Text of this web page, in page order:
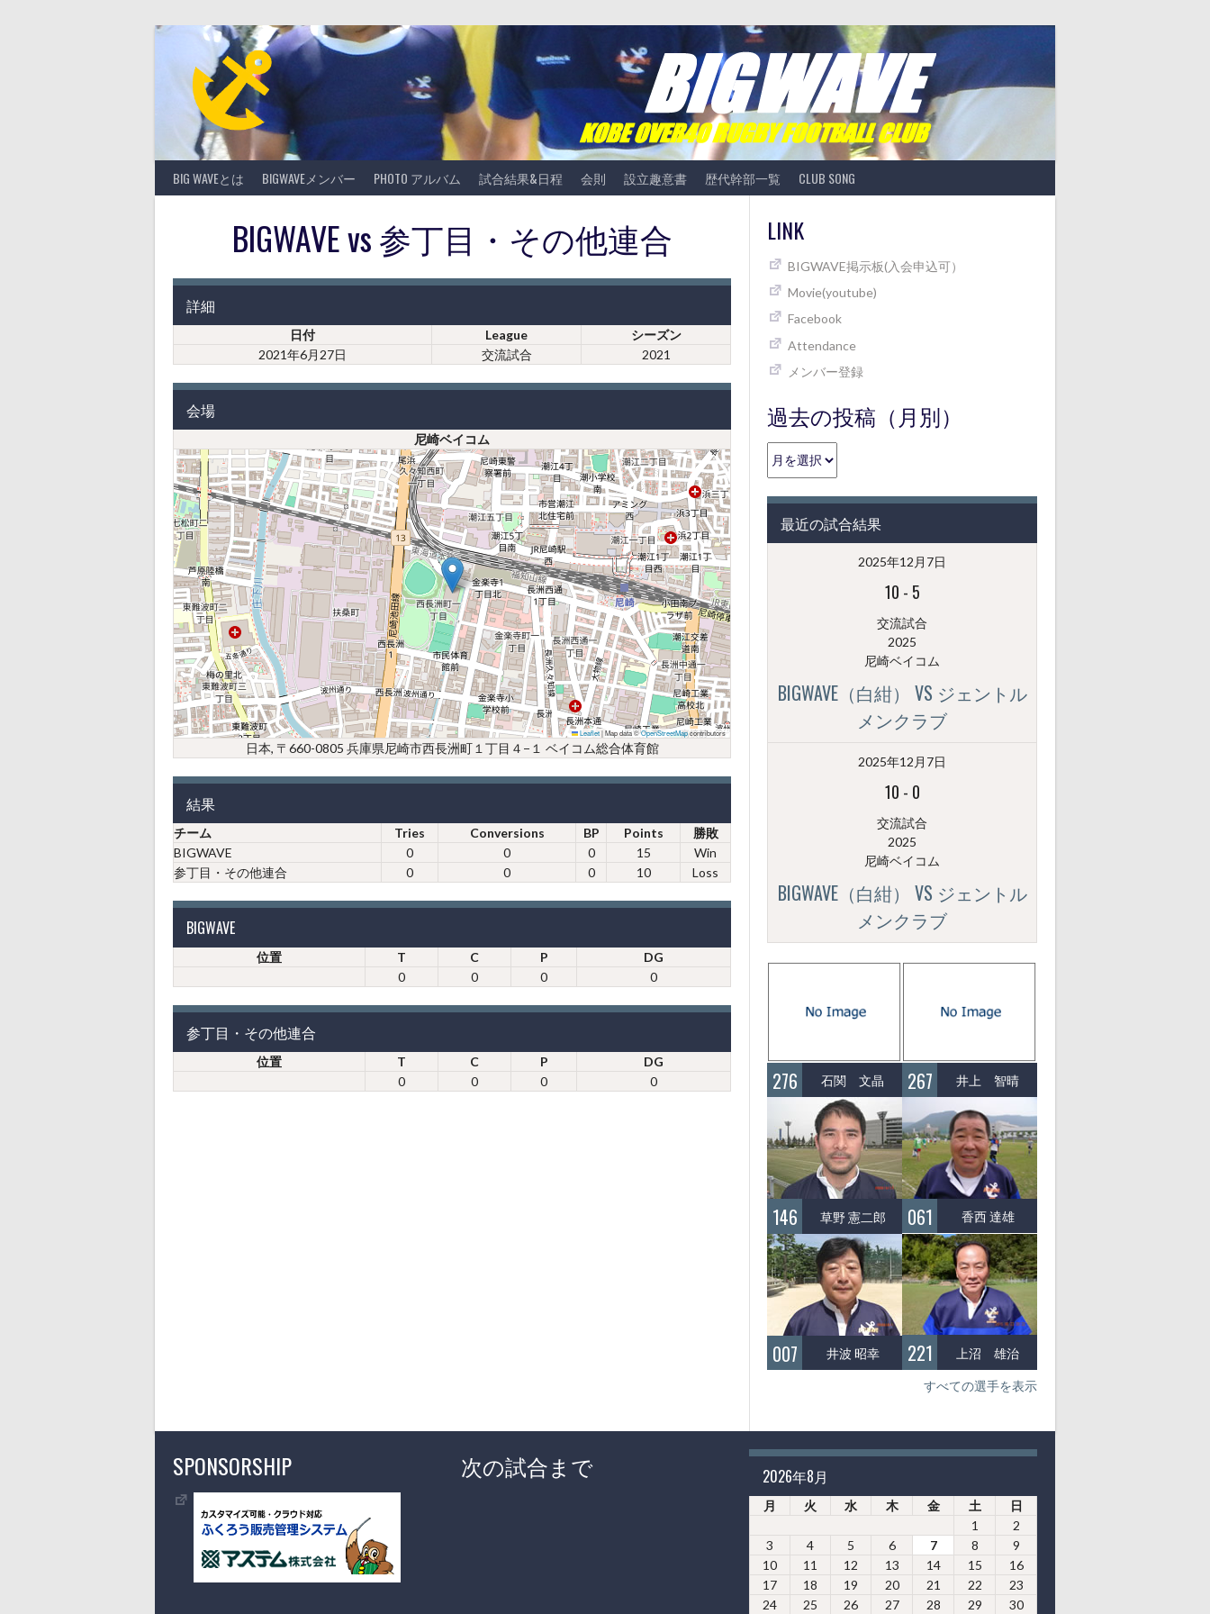
BIG WAVEとは BIGWAVEメンバー PHOTO アルバム 試合結果&日程 会則 設立趣意書 歴代幹部一覧 CLUB SONG
BIGWAVE vs 参丁目・その他連合
詳細
日付 League
シーズン
2021年6月27日
交流試合 2021
会場
尼崎ベイコム
Leaflet|Map data ©OpenStreetMapcontributors
日本, 〒660-0805 兵庫県尼崎市西長洲町１丁目４−１ ベイコム総合体育館
結果
チーム Tries Conversions BP Points
勝敗
BIGWAVE
0 0 0 15
Win
参丁目・その他連合
0 0 0 10 Loss
BIGWAVE
位置 T C P
DG
0
0 0 0
参丁目・その他連合
位置 T C P
DG
0
0 0 0
LINK
BIGWAVE掲示板(入会申込可）
Movie(youtube)
Facebook
Attendance
メンバー登録
過去の投稿（月別）
去
投
（月
最近の試合結果
2025年12月7日
10 - 5
交流試合
2025
尼崎ベイコム
BIGWAVE（白紺） VS ジェントル
メンクラブ
2025年12月7日
10 - 0
交流試合
2025
尼崎ベイコム
BIGWAVE（白紺） VS ジェントル
メンクラブ
276 石関 文晶 267 井上 智晴
146 草野 憲二郎 061 香西 達雄
007 井波 昭幸 221 上沼 雄治
すべての選手を表示
SPONSORSHIP 次の試合まで 2026年8月
月 火 水 木 金 土
日
1
2
3
4 5 6 7 8
9
10
11 12 13 14 15
16
17
18 19 20 21 22
23
24
25 26 27 28 29 30